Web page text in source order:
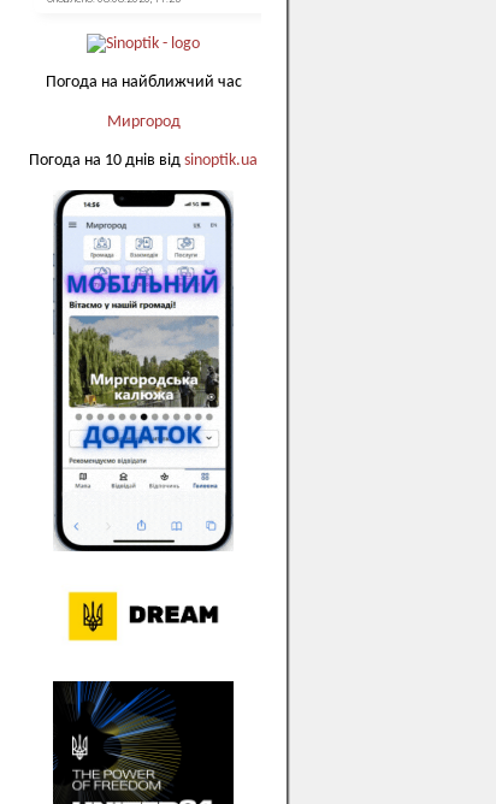
Погода на найближчий час
Миргород
Погода на 10 днів від sinoptik.ua